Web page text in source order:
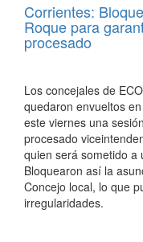
Corrientes:
Roque para
procesado
Los concejales de
quedaron envueltos
este viernes una
procesado
quien será sometido a
Bloquearon así la
Concejo local, lo que
irregularidades.